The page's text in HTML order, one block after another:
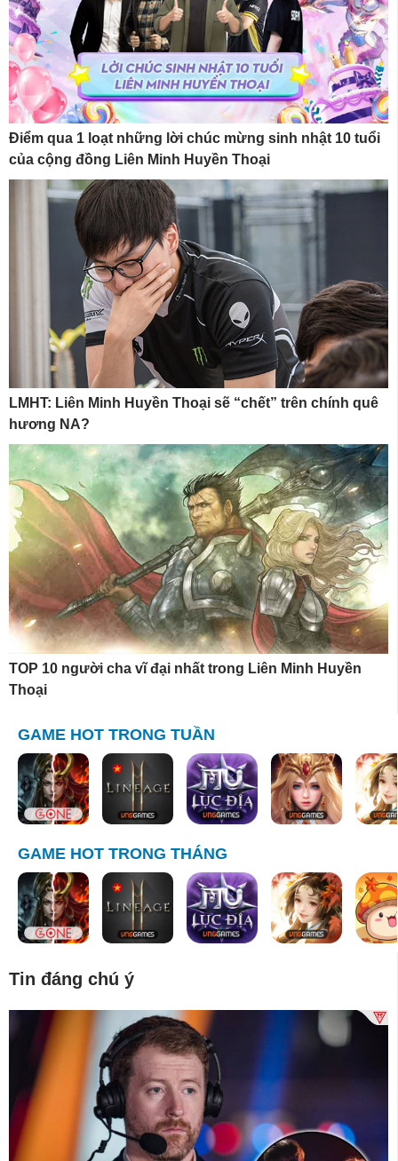
Điểm qua 1 loạt những lời chúc mừng sinh nhật 10 tuổi
của cộng đồng Liên Minh Huyền Thoại
LMHT: Liên Minh Huyền Thoại sẽ “chết” trên chính quê
hương NA?
TOP 10 người cha vĩ đại nhất trong Liên Minh Huyền
Thoại
GAME HOT TRONG TUẦN
GAME HOT TRONG THÁNG
Tin đáng chú ý